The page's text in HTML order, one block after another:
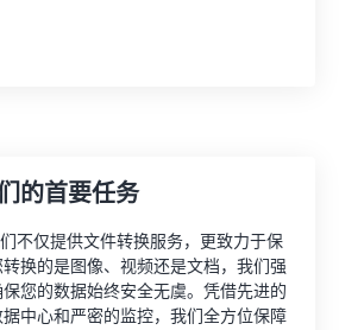
的首要任务
不仅提供文件转换服务，更致力于保
换的是图像、视频还是文档，我们强
您的数据始终安全无虞。凭借先进的
中心和严密的监控，我们全方位保障